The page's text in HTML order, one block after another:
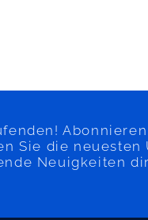
Sie die neuesten
Neuigkeiten